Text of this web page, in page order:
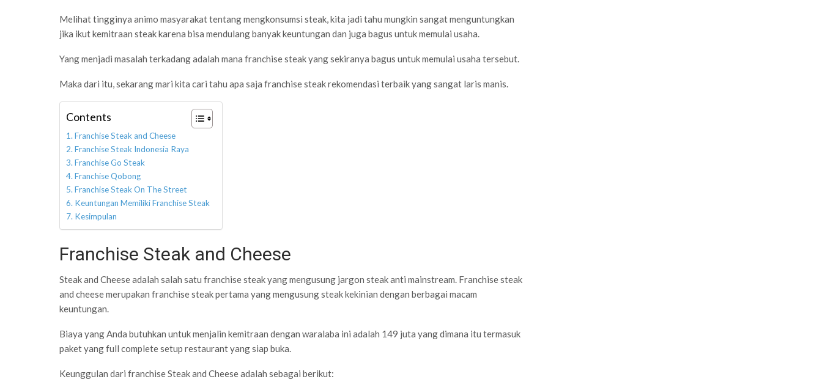
Melihat tingginya animo masyarakat tentang mengkonsumsi steak, kita jadi tahu mungkin sangat menguntungkan
jika ikut kemitraan steak karena bisa mendulang banyak keuntungan dan juga bagus untuk memulai usaha.
Yang menjadi masalah terkadang adalah mana franchise steak yang sekiranya bagus untuk memulai usaha tersebut.
Maka dari itu, sekarang mari kita cari tahu apa saja franchise steak rekomendasi terbaik yang sangat laris manis.
Contents
Franchise Steak and Cheese
Franchise Steak Indonesia Raya
Franchise Go Steak
Franchise Qobong
Franchise Steak On The Street
Keuntungan Memiliki Franchise Steak
Kesimpulan
Franchise Steak and Cheese
Steak and Cheese adalah salah satu franchise steak yang mengusung jargon steak anti mainstream. Franchise steak
and cheese merupakan franchise steak pertama yang mengusung steak kekinian dengan berbagai macam
keuntungan.
Biaya yang Anda butuhkan untuk menjalin kemitraan dengan waralaba ini adalah 149 juta yang dimana itu termasuk
paket yang full complete setup restaurant yang siap buka.
Keunggulan dari franchise Steak and Cheese adalah sebagai berikut: